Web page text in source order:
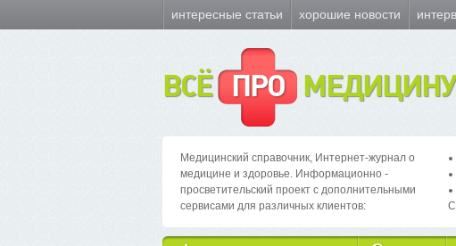
интересные статьи хорошие новости
ВСЁ ПРО МЕДИЦИНУ
Медицинский справочник, Интернет-журнал о
медицине и здоровье. Информационно -
просветительский проект с дополнительными
сервисами для различных клиентов:
С